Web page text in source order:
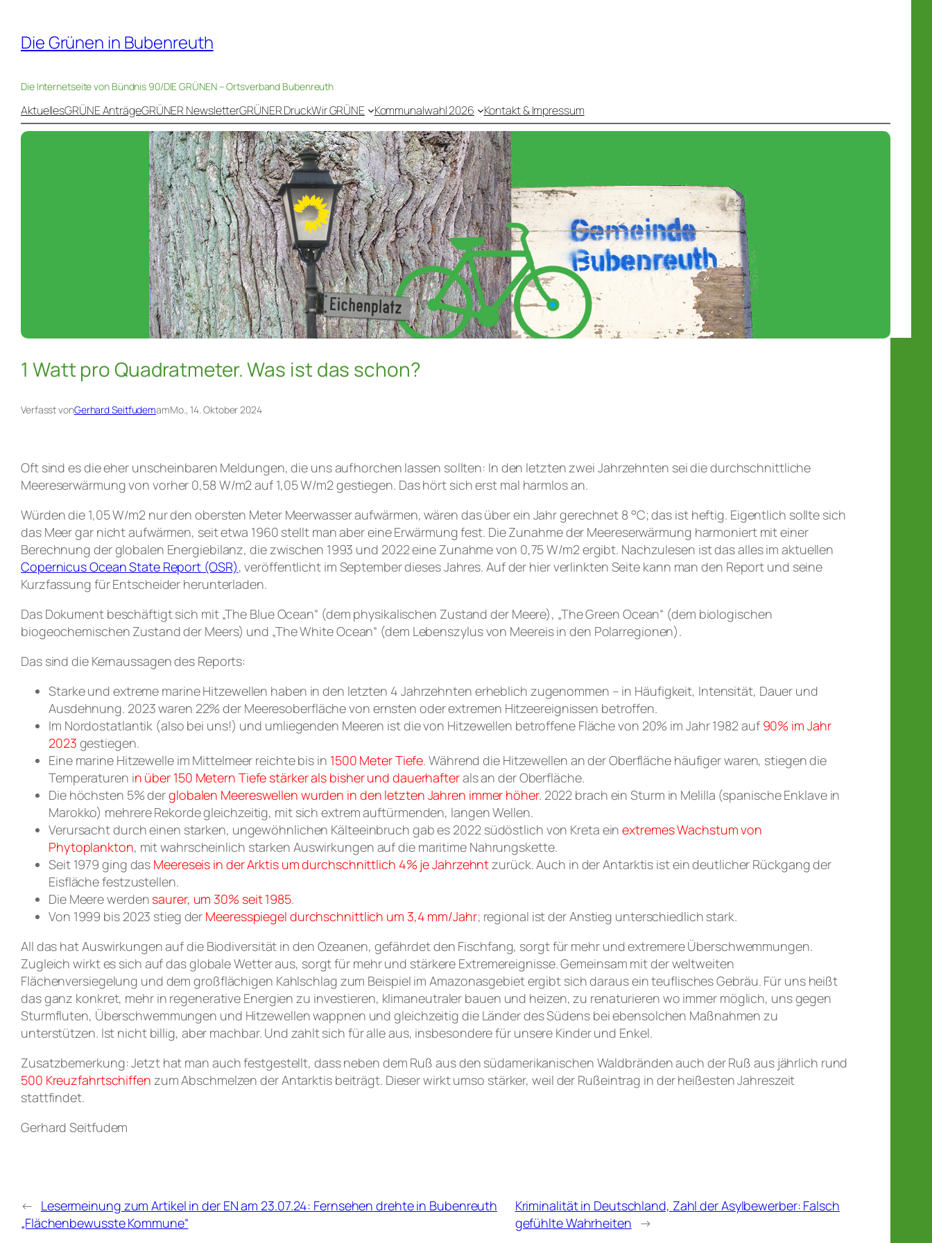
Die Grünen in Bubenreuth
Die Internetseite von Bündnis 90/DIE GRÜNEN – Ortsverband Bubenreuth
AktuellesGRÜNE AnträgeGRÜNER NewsletterGRÜNER DruckWir GRÜNE Kommunalwahl 2026 Kontakt & Impressum
1 Watt pro Quadratmeter. Was ist das schon?
Verfasst vonGerhard SeitfudemamMo., 14. Oktober 2024
Oft sind es die eher unscheinbaren Meldungen, die uns aufhorchen lassen sollten: In den letzten zwei Jahrzehnten sei die durchschnittliche
Meereserwärmung von vorher 0,58 W/m2 auf 1,05 W/m2 gestiegen. Das hört sich erst mal harmlos an.
Würden die 1,05 W/m2 nur den obersten Meter Meerwasser aufwärmen, wären das über ein Jahr gerechnet 8 °C; das ist heftig. Eigentlich sollte sich
das Meer gar nicht aufwärmen, seit etwa 1960 stellt man aber eine Erwärmung fest. Die Zunahme der Meereserwärmung harmoniert mit einer
Berechnung der globalen Energiebilanz, die zwischen 1993 und 2022 eine Zunahme von 0,75 W/m2 ergibt. Nachzulesen ist das alles im aktuellen
Copernicus Ocean State Report (OSR), veröffentlicht im September dieses Jahres. Auf der hier verlinkten Seite kann man den Report und seine
Kurzfassung für Entscheider herunterladen.
Das Dokument beschäftigt sich mit „The Blue Ocean“ (dem physikalischen Zustand der Meere), „The Green Ocean“ (dem biologischen
biogeochemischen Zustand der Meers) und „The White Ocean“ (dem Lebenszylus von Meereis in den Polarregionen).
Das sind die Kernaussagen des Reports:
Starke und extreme marine Hitzewellen haben in den letzten 4 Jahrzehnten erheblich zugenommen – in Häufigkeit, Intensität, Dauer und
Ausdehnung. 2023 waren 22% der Meeresoberfläche von ernsten oder extremen Hitzeereignissen betroffen.
Im Nordostatlantik (also bei uns!) und umliegenden Meeren ist die von Hitzewellen betroffene Fläche von 20% im Jahr 1982 auf 90% im Jahr
2023 gestiegen.
Eine marine Hitzewelle im Mittelmeer reichte bis in 1500 Meter Tiefe. Während die Hitzewellen an der Oberfläche häufiger waren, stiegen die
Temperaturen in über 150 Metern Tiefe stärker als bisher und dauerhafterals an der Oberfläche.
Die höchsten 5% derglobalen Meereswellen wurden in den letzten Jahren immer höher. 2022 brach ein Sturm in Melilla (spanische Enklave in
Marokko) mehrere Rekorde gleichzeitig, mit sich extrem auftürmenden, langen Wellen.
Verursacht durch einen starken, ungewöhnlichen Kälteeinbruch gab es 2022 südöstlich von Kreta einextremes Wachstum von
Phytoplankton, mit wahrscheinlich starken Auswirkungen auf die maritime Nahrungskette.
Seit 1979 ging das Meereseis in der Arktis um durchschnittlich 4% je Jahrzehnt zurück. Auch in der Antarktis ist ein deutlicher Rückgang der
Eisfläche festzustellen.
Die Meere werden saurer, um 30% seit 1985.
Von 1999 bis 2023 stieg der Meeresspiegel durchschnittlich um 3,4 mm/Jahr; regional ist der Anstieg unterschiedlich stark.
All das hat Auswirkungen auf die Biodiversität in den Ozeanen, gefährdet den Fischfang, sorgt für mehr und extremere Überschwemmungen.
Zugleich wirkt es sich auf das globale Wetter aus, sorgt für mehr und stärkere Extremereignisse. Gemeinsam mit der weltweiten
Flächenversiegelung und dem großflächigen Kahlschlag zum Beispiel im Amazonasgebiet ergibt sich daraus ein teuflisches Gebräu. Für uns heißt
das ganz konkret, mehr in regenerative Energien zu investieren, klimaneutraler bauen und heizen, zu renaturieren wo immer möglich, uns gegen
Sturmfluten, Überschwemmungen und Hitzewellen wappnen und gleichzeitig die Länder des Südens bei ebensolchen Maßnahmen zu
unterstützen. Ist nicht billig, aber machbar. Und zahlt sich für alle aus, insbesondere für unsere Kinder und Enkel.
Zusatzbemerkung: Jetzt hat man auch festgestellt, dass neben dem Ruß aus den südamerikanischen Waldbränden auch der Ruß aus jährlich rund
500 Kreuzfahrtschiffen zum Abschmelzen der Antarktis beiträgt. Dieser wirkt umso stärker, weil der Rußeintrag in der heißesten Jahreszeit
stattfindet.
Gerhard Seitfudem
← Lesermeinung zum Artikel in der EN am 23.07.24: Fernsehen drehte in Bubenreuth
„Flächenbewusste Kommune“
Kriminalität in Deutschland, Zahl der Asylbewerber: Falsch
gefühlte Wahrheiten →